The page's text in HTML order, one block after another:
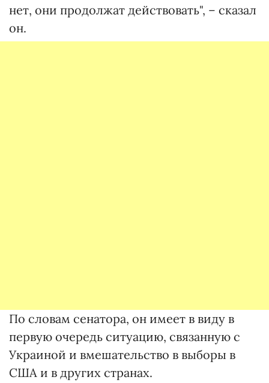
нет, они продолжат действовать", – сказал
он.
По словам сенатора, он имеет в виду в
первую очередь ситуацию, связанную с
Украиной и вмешательство в выборы в
США и в других странах.